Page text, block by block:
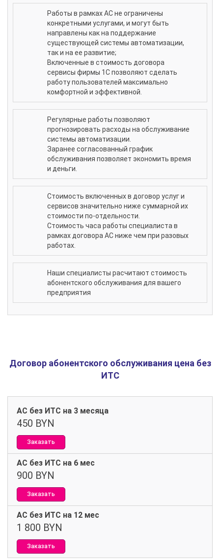
Работы в рамках АС не ограничены
конкретными услугами, и могут быть
направлены как на поддержание
существующей системы автоматизации,
так и на ее развитие;
Включенные в стоимость договора
сервисы фирмы 1С позволяют сделать
работу пользователей максимально
комфортной и эффективной.
Регулярные работы позволяют
прогнозировать расходы на обслуживание
системы автоматизации.
Заранее согласованный график
обслуживания позволяет экономить время
и деньги.
Стоимость включенных в договор услуг и
сервисов значительно ниже суммарной их
стоимости по-отдельности.
Стоимость часа работы специалиста в
рамках договора АС ниже чем при разовых
работах.
Наши специалисты расчитают стоимость
абонентского обслуживания для вашего
предприятия
Договор абонентского обслуживания цена без
ИТС
АС без ИТС на 3 месяца
450 BYN
Заказать
АС без ИТС на 6 мес
900 BYN
Заказать
АС без ИТС на 12 мес
1 800 BYN
Заказать